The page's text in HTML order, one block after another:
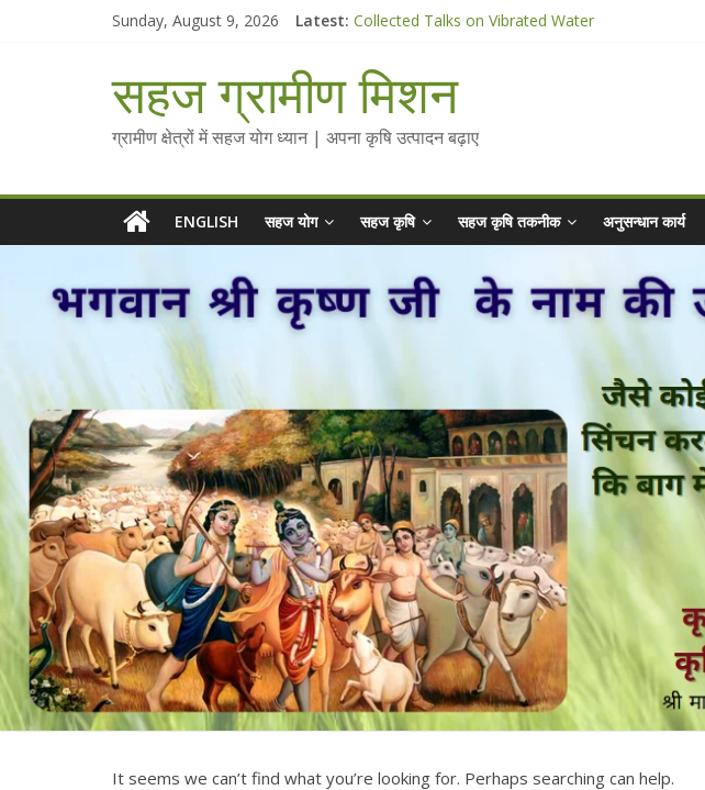
Sunday, August 9, 2026 Latest: Collected Talks on Vibrated Water
चैतन्यित जल pdf
Standee Designs @ 2025 for Sahaj Krishi
Chalo Gaon Ki Or Abhiyaan - 2025-26
सहज ग्रामीण मिशन
ग्रामीण क्षेत्रों में सहज योग ध्यान | अपना कृषि उत्पादन बढ़ाए
ENGLISH सहज योग सहज कृषि सहज कृषि तकनीक अनुसन्धान कार्य
It seems we can’t find what you’re looking for. Perhaps searching can help.